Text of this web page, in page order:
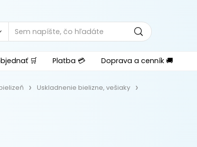
🛒 Platba 💳 Doprava a cenník 🚚
Uskladnenie bielizne, vešiaky